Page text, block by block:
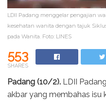
LDII Padang menggelar pengajian
kesehatan wanita dengan tajuk
pada Wanita. Foto: LINES
553
SHARES
Padang (10/2). LDII
akbar yang membahas isu